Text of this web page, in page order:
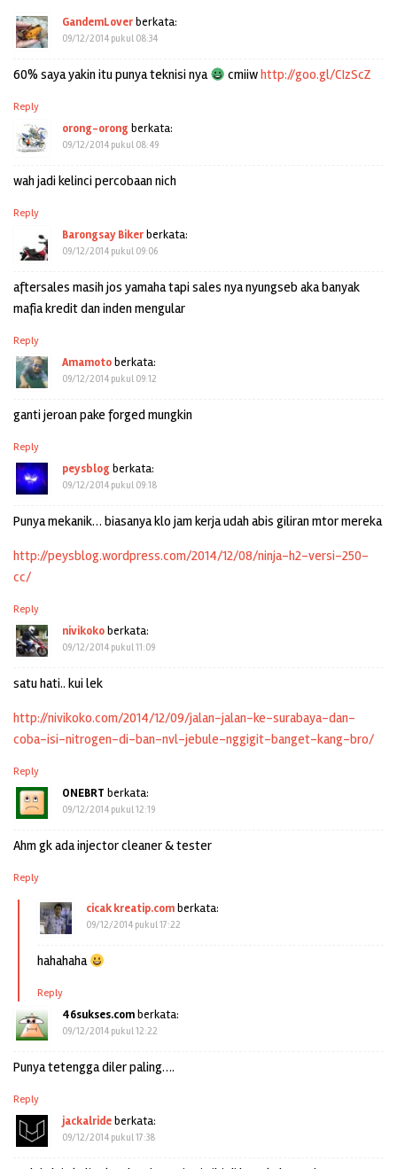
GandemLoverberkata:
09/12/2014 pukul 08:34
60% saya yakin itu punya teknisi nya cmiiw http://goo.gl/CIzScZ
Reply
orong-orong berkata:
09/12/2014 pukul 08:49
wah jadi kelinci percobaan nich
Reply
Barongsay Bikerberkata:
09/12/2014 pukul 09:06
aftersales masih jos yamaha tapi sales nya nyungseb aka banyak
mafia kredit dan inden mengular
Reply
Amamotoberkata:
09/12/2014 pukul 09:12
ganti jeroan pake forged mungkin
Reply
peysblog berkata:
09/12/2014 pukul 09:18
Punya mekanik… biasanya klo jam kerja udah abis giliran mtor mereka
http://peysblog.wordpress.com/2014/12/08/ninja-h2-versi-250-
cc/
Reply
nivikokoberkata:
09/12/2014 pukul 11:09
satu hati.. kui lek
http://nivikoko.com/2014/12/09/jalan-jalan-ke-surabaya-dan-
coba-isi-nitrogen-di-ban-nvl-jebule-nggigit-banget-kang-bro/
Reply
ONEBRT berkata:
09/12/2014 pukul 12:19
Ahm gk ada injector cleaner & tester
Reply
cicak kreatip.comberkata:
09/12/2014 pukul 17:22
hahahaha
Reply
46sukses.comberkata:
09/12/2014 pukul 12:22
Punya tetengga diler paling….
Reply
jackalrideberkata:
09/12/2014 pukul 17:38